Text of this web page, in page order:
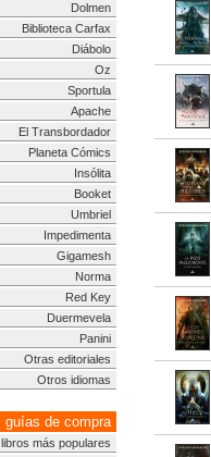
Dolmen
Biblioteca Carfax
Diábolo
Oz
Sportula
Apache
El Transbordador
Planeta Cómics
Insólita
Booket
Umbriel
Impedimenta
Gigamesh
Norma
Red Key
Duermevela
Panini
Otras editoriales
Otros idiomas
guías de compra
libros más populares